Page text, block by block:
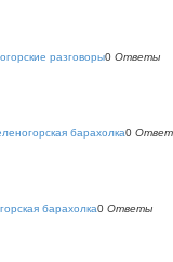
разговоры0 Ответы
барахолка0
барахолка0 Ответы